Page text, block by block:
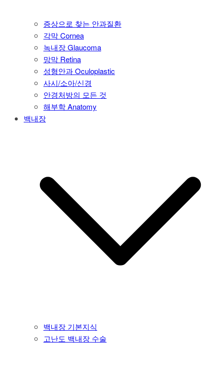
증상으로 찾는 안과질환
각막 Cornea
녹내장 Glaucoma
망막 Retina
성형안과 Oculoplastic
사시/소아/신경
안경처방의 모든 것
해부학 Anatomy
백내장
백내장 기본지식
고난도 백내장 수술